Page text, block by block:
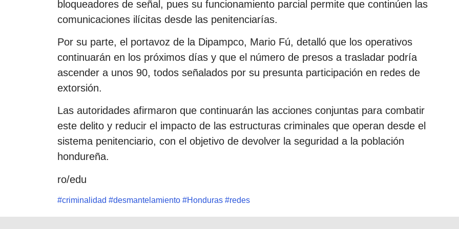
bloqueadores de señal, pues su funcionamiento parcial permite que continúen las
comunicaciones ilícitas desde las penitenciarías.
Por su parte, el portavoz de la Dipampco, Mario Fú, detalló que los operativos
continuarán en los próximos días y que el número de presos a trasladar podría
ascender a unos 90, todos señalados por su presunta participación en redes de
extorsión.
Las autoridades afirmaron que continuarán las acciones conjuntas para combatir
este delito y reducir el impacto de las estructuras criminales que operan desde el
sistema penitenciario, con el objetivo de devolver la seguridad a la población
hondureña.
ro/edu
#criminalidad #desmantelamiento #Honduras #redes